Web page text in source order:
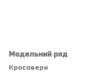
Модельний ряд
Кросовери